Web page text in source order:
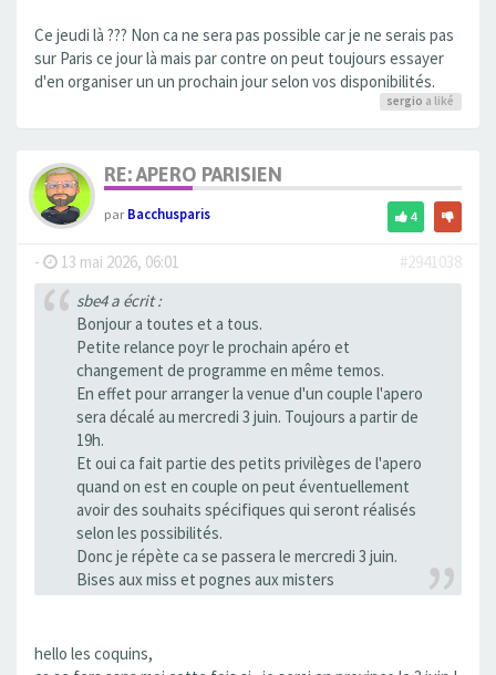
Ce jeudi là ??? Non ca ne sera pas possible car je ne serais pas
sur Paris ce jour là mais par contre on peut toujours essayer
d'en organiser un un prochain jour selon vos disponibilités.
sergio a liké
RE: APERO PARISIEN
parBacchusparis 4
- 13 mai 2026, 06:01
#2941038
sbe4 a écrit :
Bonjour a toutes et a tous.
Petite relance poyr le prochain apéro et
changement de programme en même temos.
En effet pour arranger la venue d'un couple l'apero
sera décalé au mercredi 3 juin. Toujours a partir de
19h.
Et oui ca fait partie des petits privilèges de l'apero
quand on est en couple on peut éventuellement
avoir des souhaits spécifiques qui seront réalisés
selon les possibilités.
Donc je répète ca se passera le mercredi 3 juin.
Bises aux miss et pognes aux misters
hello les coquins,